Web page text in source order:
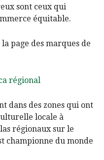
sont ceux qui
équitable.
page des marques de
régional
dans des zones qui ont
locale à
régionaux sur le
championne du monde